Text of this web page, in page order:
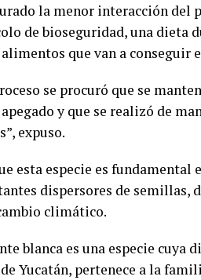
la menor interacción del
de bioseguridad, una dieta
que van a conseguir
se procuró que se
y que se realizó de
expuso.
esta especie es
dispersores de semillas,
climático.
blanca es una especie
Yucatán, pertenece a la